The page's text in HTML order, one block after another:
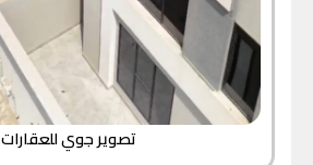
تصوير جوي للعقارات